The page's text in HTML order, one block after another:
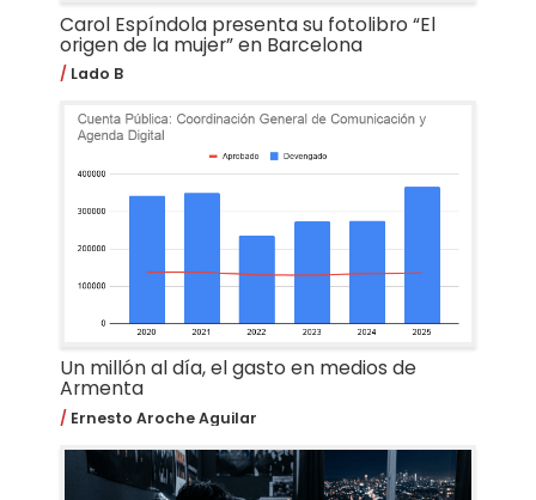
Carol Espíndola presenta su fotolibro “El
origen de la mujer” en Barcelona
Lado B
Un millón al día, el gasto en medios de
Armenta
Ernesto Aroche Aguilar